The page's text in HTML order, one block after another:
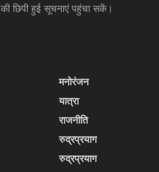
छिपी हुई सूचनाएं पहुंचा सकें।
मनोरंजन
यात्रा
राजनीति
रुद्रप्रयाग
रुद्रप्रयाग